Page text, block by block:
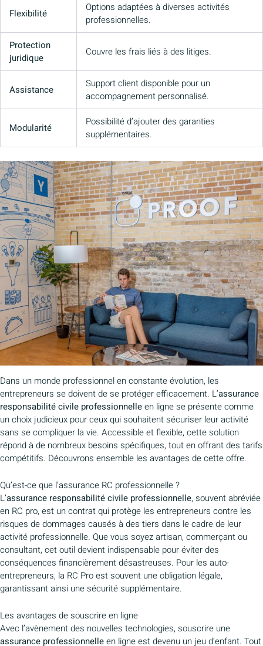
Flexibilité
Options adaptées à diverses activités
professionnelles.
Protection
juridique
Couvre les frais liés à des litiges.
Assistance
Support client disponible pour un
accompagnement personnalisé.
Modularité
Possibilité d’ajouter des garanties
supplémentaires.
Dans un monde professionnel en constante évolution, les
entrepreneurs se doivent de se protéger efficacement. L’assurance
responsabilité civile professionnelleen ligne se présente comme
un choix judicieux pour ceux qui souhaitent sécuriser leur activité
sans se compliquer la vie. Accessible et flexible, cette solution
répond à de nombreux besoins spécifiques, tout en offrant des tarifs
compétitifs. Découvrons ensemble les avantages de cette offre.
Qu’est-ce que l’assurance RC professionnelle ?
L’assurance responsabilité civile professionnelle, souvent abréviée
en RC pro, est un contrat qui protège les entrepreneurs contre les
risques de dommages causés à des tiers dans le cadre de leur
activité professionnelle. Que vous soyez artisan, commerçant ou
consultant, cet outil devient indispensable pour éviter des
conséquences financièrement désastreuses. Pour les auto-
entrepreneurs, la RC Pro est souvent une obligation légale,
garantissant ainsi une sécurité supplémentaire.
Les avantages de souscrire en ligne
Avec l’avènement des nouvelles technologies, souscrire une
assurance professionnelleen ligne est devenu un jeu d’enfant. Tout